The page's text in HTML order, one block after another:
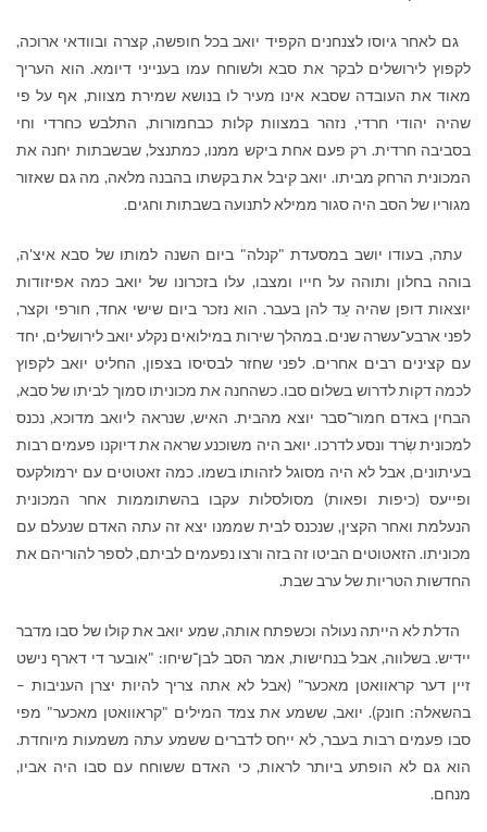
גם לאחר גיוסו לצנחנים הקפיד יואב בכל חופשה, קצרה ובוודאי ארוכה,
לקפוץ לירושלים לבקר את סבא ולשוחח עמו בענייני דיומא. הוא העריך
מאוד את העובדה שסבא אינו מעיר לו בנושא שמירת מצוות, אף על פי
שהיה יהודי חרדי, נזהר במצוות קלות כבחמורות, התלבש כחרדי וחי
בסביבה חרדית. רק פעם אחת ביקש ממנו, כמתנצל, שבשבתות יחנה את
המכונית הרחק מביתו. יואב קיבל את בקשתו בהבנה מלאה, מה גם שאזור
מגוריו של הסב היה סגור ממילא לתנועה בשבתות וחגים.
עתה, בעודו יושב במסעדת "קנלה" ביום השנה למותו של סבא איצ'ה,
בוהה בחלון ותוהה על חייו ומצבו, עלו בזכרונו של יואב כמה אפיזודות
יוצאות דופן שהיה עֵד להן בעבר. הוא נזכר ביום שישי אחד, חורפי וקצר,
לפני ארבע־עשרה שנים. במהלך שירות במילואים נקלע יואב לירושלים, יחד
עם קצינים רבים אחרים. לפני שחזר לבסיסו בצפון, החליט יואב לקפוץ
לכמה דקות לדרוש בשלום סבו. כשהחנה את מכוניתו סמוך לביתו של סבא,
הבחין באדם חמור־סבר יוצא מהבית. האיש, שנראה ליואב מדוכא, נכנס
למכונית שְׂרד ונסע לדרכו. יואב היה משוכנע שראה את דיוקנו פעמים רבות
בעיתונים, אבל לא היה מסוגל לזהותו בשמו. כמה זאטוטים עם ירמולקעס
ופייעס (כיפות ופאות) מסולסלות עקבו בהשתוממות אחר המכונית
הנעלמת ואחר הקצין, שנכנס לבית שממנו יצא זה עתה האדם שנעלם עם
מכוניתו. הזאטוטים הביטו זה בזה ורצו נפעמים לביתם, לספר להוריהם את
החדשות הטריות של ערב שבת.
הדלת לא הייתה נעולה וכשפתח אותה, שמע יואב את קולו של סבו מדבר
יידיש. בשלווה, אבל בנחישות, אמר הסב לבן־שיחו: "אובער די דארף נישט
זיין דער קראוואטן מאכער" (אבל לא אתה צריך להיות יצרן העניבות –
בהשאלה: חונק). יואב, ששמע את צמד המילים "קראוואטן מאכער" מפי
סבו פעמים רבות בעבר, לא ייחס לדברים ששמע עתה משמעות מיוחדת.
הוא גם לא הופתע ביותר לראות, כי האדם ששוחח עם סבו היה אביו,
מנחם.